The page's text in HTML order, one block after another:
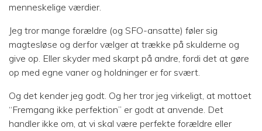
menneskelige værdier.
Jeg tror mange forældre (og SFO-ansatte) føler sig
magtesløse og derfor vælger at trække på skulderne og
give op. Eller skyder med skarpt på andre, fordi det at gøre
op med egne vaner og holdninger er for svært.
Og det kender jeg godt. Og her tror jeg virkeligt, at mottoet
“Fremgang ikke perfektion” er godt at anvende. Det
handler ikke om, at vi skal være perfekte forældre eller